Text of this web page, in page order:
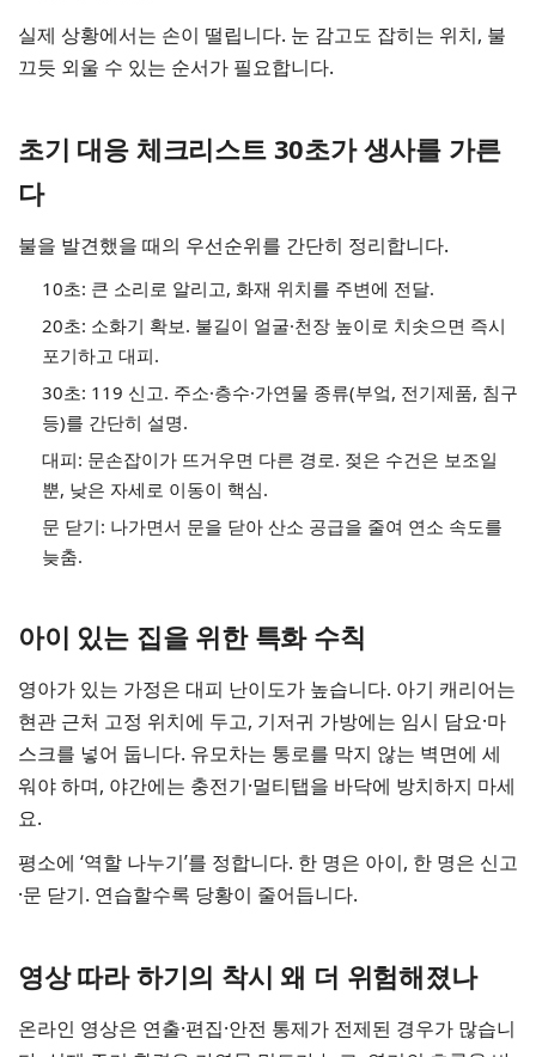
실제 상황에서는 손이 떨립니다. 눈 감고도 잡히는 위치, 불
끄듯 외울 수 있는 순서가 필요합니다.
초기 대응 체크리스트 30초가 생사를 가른
다
불을 발견했을 때의 우선순위를 간단히 정리합니다.
10초: 큰 소리로 알리고, 화재 위치를 주변에 전달.
20초: 소화기 확보. 불길이 얼굴·천장 높이로 치솟으면 즉시
포기하고 대피.
30초: 119 신고. 주소·층수·가연물 종류(부엌, 전기제품, 침구
등)를 간단히 설명.
대피: 문손잡이가 뜨거우면 다른 경로. 젖은 수건은 보조일
뿐, 낮은 자세로 이동이 핵심.
문 닫기: 나가면서 문을 닫아 산소 공급을 줄여 연소 속도를
늦춤.
아이 있는 집을 위한 특화 수칙
영아가 있는 가정은 대피 난이도가 높습니다. 아기 캐리어는
현관 근처 고정 위치에 두고, 기저귀 가방에는 임시 담요·마
스크를 넣어 둡니다. 유모차는 통로를 막지 않는 벽면에 세
워야 하며, 야간에는 충전기·멀티탭을 바닥에 방치하지 마세
요.
평소에 ‘역할 나누기’를 정합니다. 한 명은 아이, 한 명은 신고
·문 닫기. 연습할수록 당황이 줄어듭니다.
영상 따라 하기의 착시 왜 더 위험해졌나
온라인 영상은 연출·편집·안전 통제가 전제된 경우가 많습니